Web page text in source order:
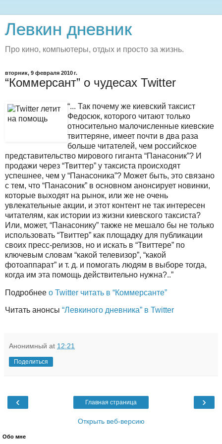
Левкин дневник
Про кино, компьютеры, отдых и просто за жизнь.
вторник, 9 февраля 2010 г.
“Коммерсант” о чудесах Twitter
“... Так почему же киевский таксист
Федосюк, которого читают только
относительно малочисленные киевские
твиттеряне, имеет почти в два раза
больше читателей, чем российское
представительство мирового гиганта “Панасоник”? И
продажи через “Твиттер” у таксиста происходят
успешнее, чем у “Панасоника”? Может быть, это связано
с тем, что “Панасоник” в основном анонсирует новинки,
которые выходят на рынок, или же не очень
увлекательные акции, и этот контент не так интересен
читателям, как истории из жизни киевского таксиста?
Или, может, “Панасонику” также не мешало бы не только
использовать “Твиттер” как площадку для публикации
своих пресс-релизов, но и искать в “Твиттере” по
ключевым словам “какой телевизор”, “какой
фотоаппарат” и т. д. и помогать людям в выборе тогда,
когда им эта помощь действительно нужна?..”
Подробнее о Twitter читать в “Коммерсанте”
Читать анонсы “Левкиного дневника” в Twitter
Анонимный at 12:21
Поделиться
‹ ›
Главная страница
Открыть веб-версию
Обо мне